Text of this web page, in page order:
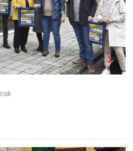
Next